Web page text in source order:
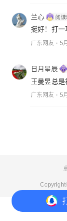
兰心
挺好！打一
广东网友 5
日月星辰
王曼昱总是
广东网友 5